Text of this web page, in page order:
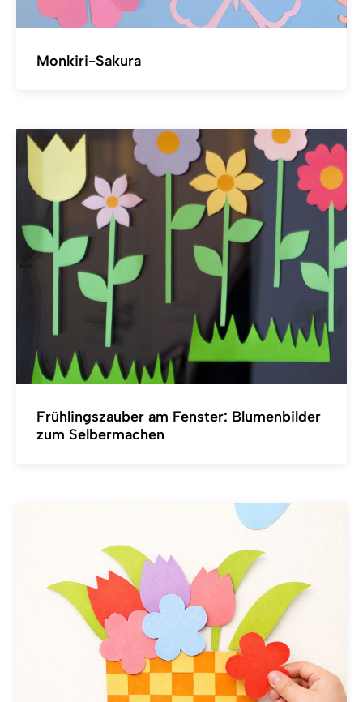
Monkiri-Sakura
Frühlingszauber am Fenster: Blumenbilder
zum Selbermachen